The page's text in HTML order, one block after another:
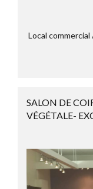
Local
SALON DE
VÉGÉTALE-